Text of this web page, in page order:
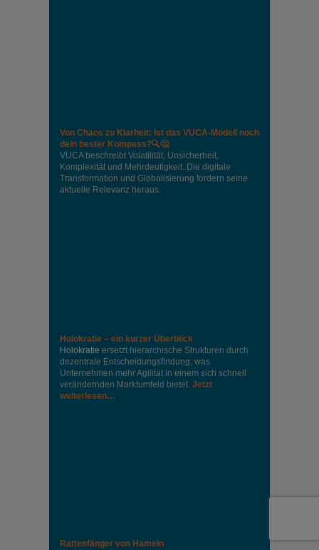
Von Chaos zu Klarheit: Ist das VUCA-Modell noch
dein bester Kompass?🔍🤔
VUCA beschreibt Volatilität, Unsicherheit,
Komplexität und Mehrdeutigkeit. Die digitale
Transformation und Globalisierung fordern seine
aktuelle Relevanz heraus.
Holokratie – ein kurzer Überblick
Holokratie ersetzt hierarchische Strukturen durch
dezentrale Entscheidungsfindung, was
Unternehmen mehr Agilität in einem sich schnell
verändernden Marktumfeld bietet. Jetzt
weiterlesen…
Rattenfänger von Hameln